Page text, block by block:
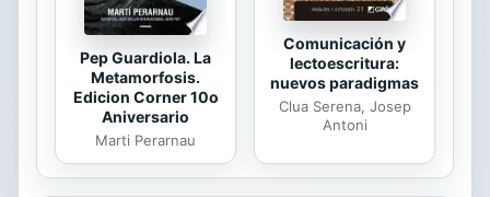
Pep Guardiola. La
Metamorfosis.
Edicion Corner 10o
Aniversario
Marti Perarnau
Comunicación y
lectoescritura:
nuevos paradigmas
Clua Serena, Josep
Antoni